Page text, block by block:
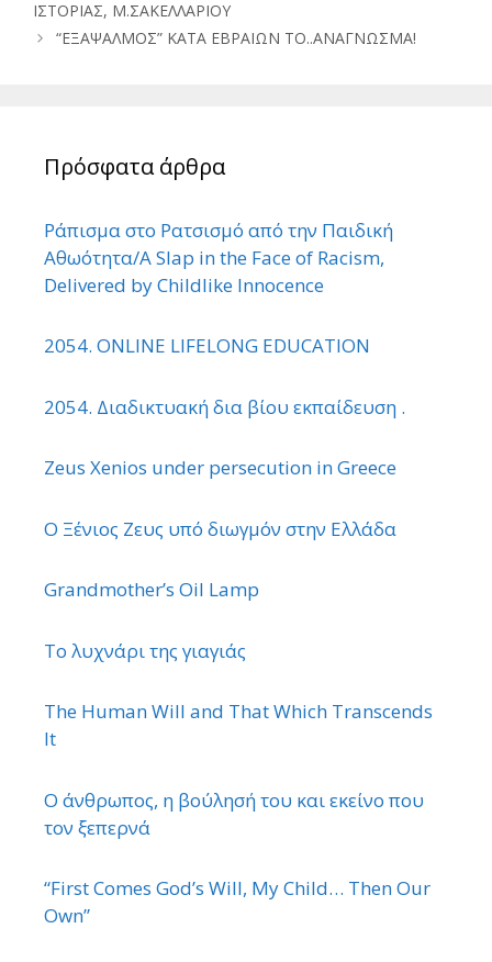
ΙΣΤΟΡΙΑΣ, Μ.ΣΑΚΕΛΛΑΡΙΟΥ
“ΕΞΑΨΑΛΜΟΣ” ΚΑΤΑ ΕΒΡΑΙΩΝ ΤΟ..ΑΝΑΓΝΩΣΜΑ!
Πρόσφατα άρθρα
Ράπισμα στο Ρατσισμό από την Παιδική
Αθωότητα/A Slap in the Face of Racism,
Delivered by Childlike Innocence
2054. ONLINE LIFELONG EDUCATION
2054. Διαδικτυακή δια βίου εκπαίδευση .
Zeus Xenios under persecution in Greece
Ο Ξένιος Ζευς υπό διωγμόν στην Ελλάδα
Grandmother’s Oil Lamp
Το λυχνάρι της γιαγιάς
The Human Will and That Which Transcends
It
Ο άνθρωπος, η βούλησή του και εκείνο που
τον ξεπερνά
“First Comes God’s Will, My Child… Then Our
Own”